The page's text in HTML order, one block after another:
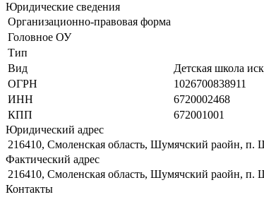
Юридические сведения
Организационно-правовая форма
Головное ОУ
Тип
Вид
Детская школа
ОГРН
1026700838911
ИНН
6720002468
КПП
672001001
Юридический адрес
216410, Смоленская область, Шумячский раойн, п.
Фактический адрес
216410, Смоленская область, Шумячский раойн, п.
Контакты